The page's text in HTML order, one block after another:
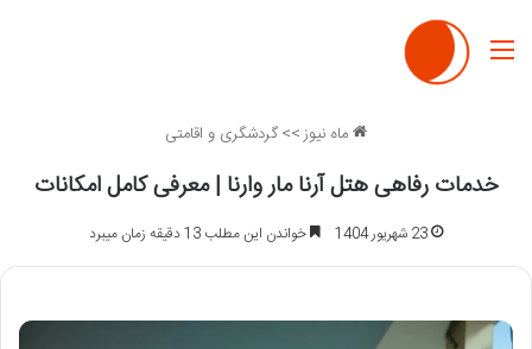
منو
ماه نیوز>>گردشگری و اقامتی
خدمات رفاهی هتل آرنا مار وارنا | معرفی کامل امکانات
23 شهریور 1404 خواندن این مطلب 13 دقیقه زمان میبرد